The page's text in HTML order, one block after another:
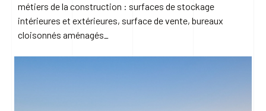
métiers de la construction : surfaces de stockage
intérieures et extérieures, surface de vente, bureaux
cloisonnés aménagés_